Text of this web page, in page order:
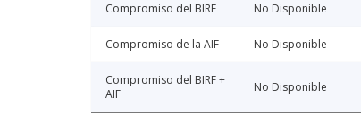
Compromiso del BIRF No Disponible
Compromiso de la AIF No Disponible
Compromiso del BIRF +
AIF
No Disponible